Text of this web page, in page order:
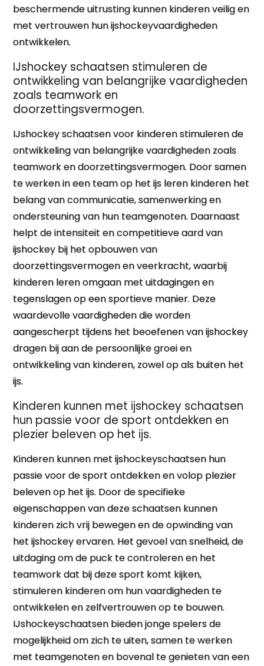
beschermende uitrusting kunnen kinderen veilig en
met vertrouwen hun ijshockeyvaardigheden
ontwikkelen.
IJshockey schaatsen stimuleren de
ontwikkeling van belangrijke vaardigheden
zoals teamwork en
doorzettingsvermogen.
IJshockey schaatsen voor kinderen stimuleren de
ontwikkeling van belangrijke vaardigheden zoals
teamwork en doorzettingsvermogen. Door samen
te werken in een team op het ijs leren kinderen het
belang van communicatie, samenwerking en
ondersteuning van hun teamgenoten. Daarnaast
helpt de intensiteit en competitieve aard van
ijshockey bij het opbouwen van
doorzettingsvermogen en veerkracht, waarbij
kinderen leren omgaan met uitdagingen en
tegenslagen op een sportieve manier. Deze
waardevolle vaardigheden die worden
aangescherpt tijdens het beoefenen van ijshockey
dragen bij aan de persoonlijke groei en
ontwikkeling van kinderen, zowel op als buiten het
ijs.
Kinderen kunnen met ijshockey schaatsen
hun passie voor de sport ontdekken en
plezier beleven op het ijs.
Kinderen kunnen met ijshockeyschaatsen hun
passie voor de sport ontdekken en volop plezier
beleven op het ijs. Door de specifieke
eigenschappen van deze schaatsen kunnen
kinderen zich vrij bewegen en de opwinding van
het ijshockey ervaren. Het gevoel van snelheid, de
uitdaging om de puck te controleren en het
teamwork dat bij deze sport komt kijken,
stimuleren kinderen om hun vaardigheden te
ontwikkelen en zelfvertrouwen op te bouwen.
IJshockeyschaatsen bieden jonge spelers de
mogelijkheid om zich te uiten, samen te werken
met teamgenoten en bovenal te genieten van een